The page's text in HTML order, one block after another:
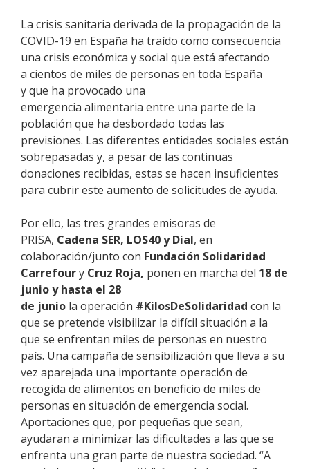
La crisis sanitaria derivada de la propagación de la
COVID-19 en España ha traído como consecuencia
una crisis económica y social que está afectando
a cientos de miles de personas en toda España
y que ha provocado una
emergencia alimentaria entre una parte de la
población que ha desbordado todas las
previsiones. Las diferentes entidades sociales están
sobrepasadas y, a pesar de las continuas
donaciones recibidas, estas se hacen insuficientes
para cubrir este aumento de solicitudes de ayuda.
Por ello, las tres grandes emisoras de
PRISA, Cadena SER, LOS40 y Dial, en
colaboración/junto con Fundación Solidaridad
Carrefoury Cruz Roja, ponen en marcha del 18 de
junioyhasta el 28
de junio la operación #KilosDeSolidaridad con la
que se pretende visibilizar la difícil situación a la
que se enfrentan miles de personas en nuestro
país. Una campaña de sensibilización que lleva a su
vez aparejada una importante operación de
recogida de alimentos en beneficio de miles de
personas en situación de emergencia social.
Aportaciones que, por pequeñas que sean,
ayudaran a minimizar las dificultades a las que se
enfrenta una gran parte de nuestra sociedad. “A